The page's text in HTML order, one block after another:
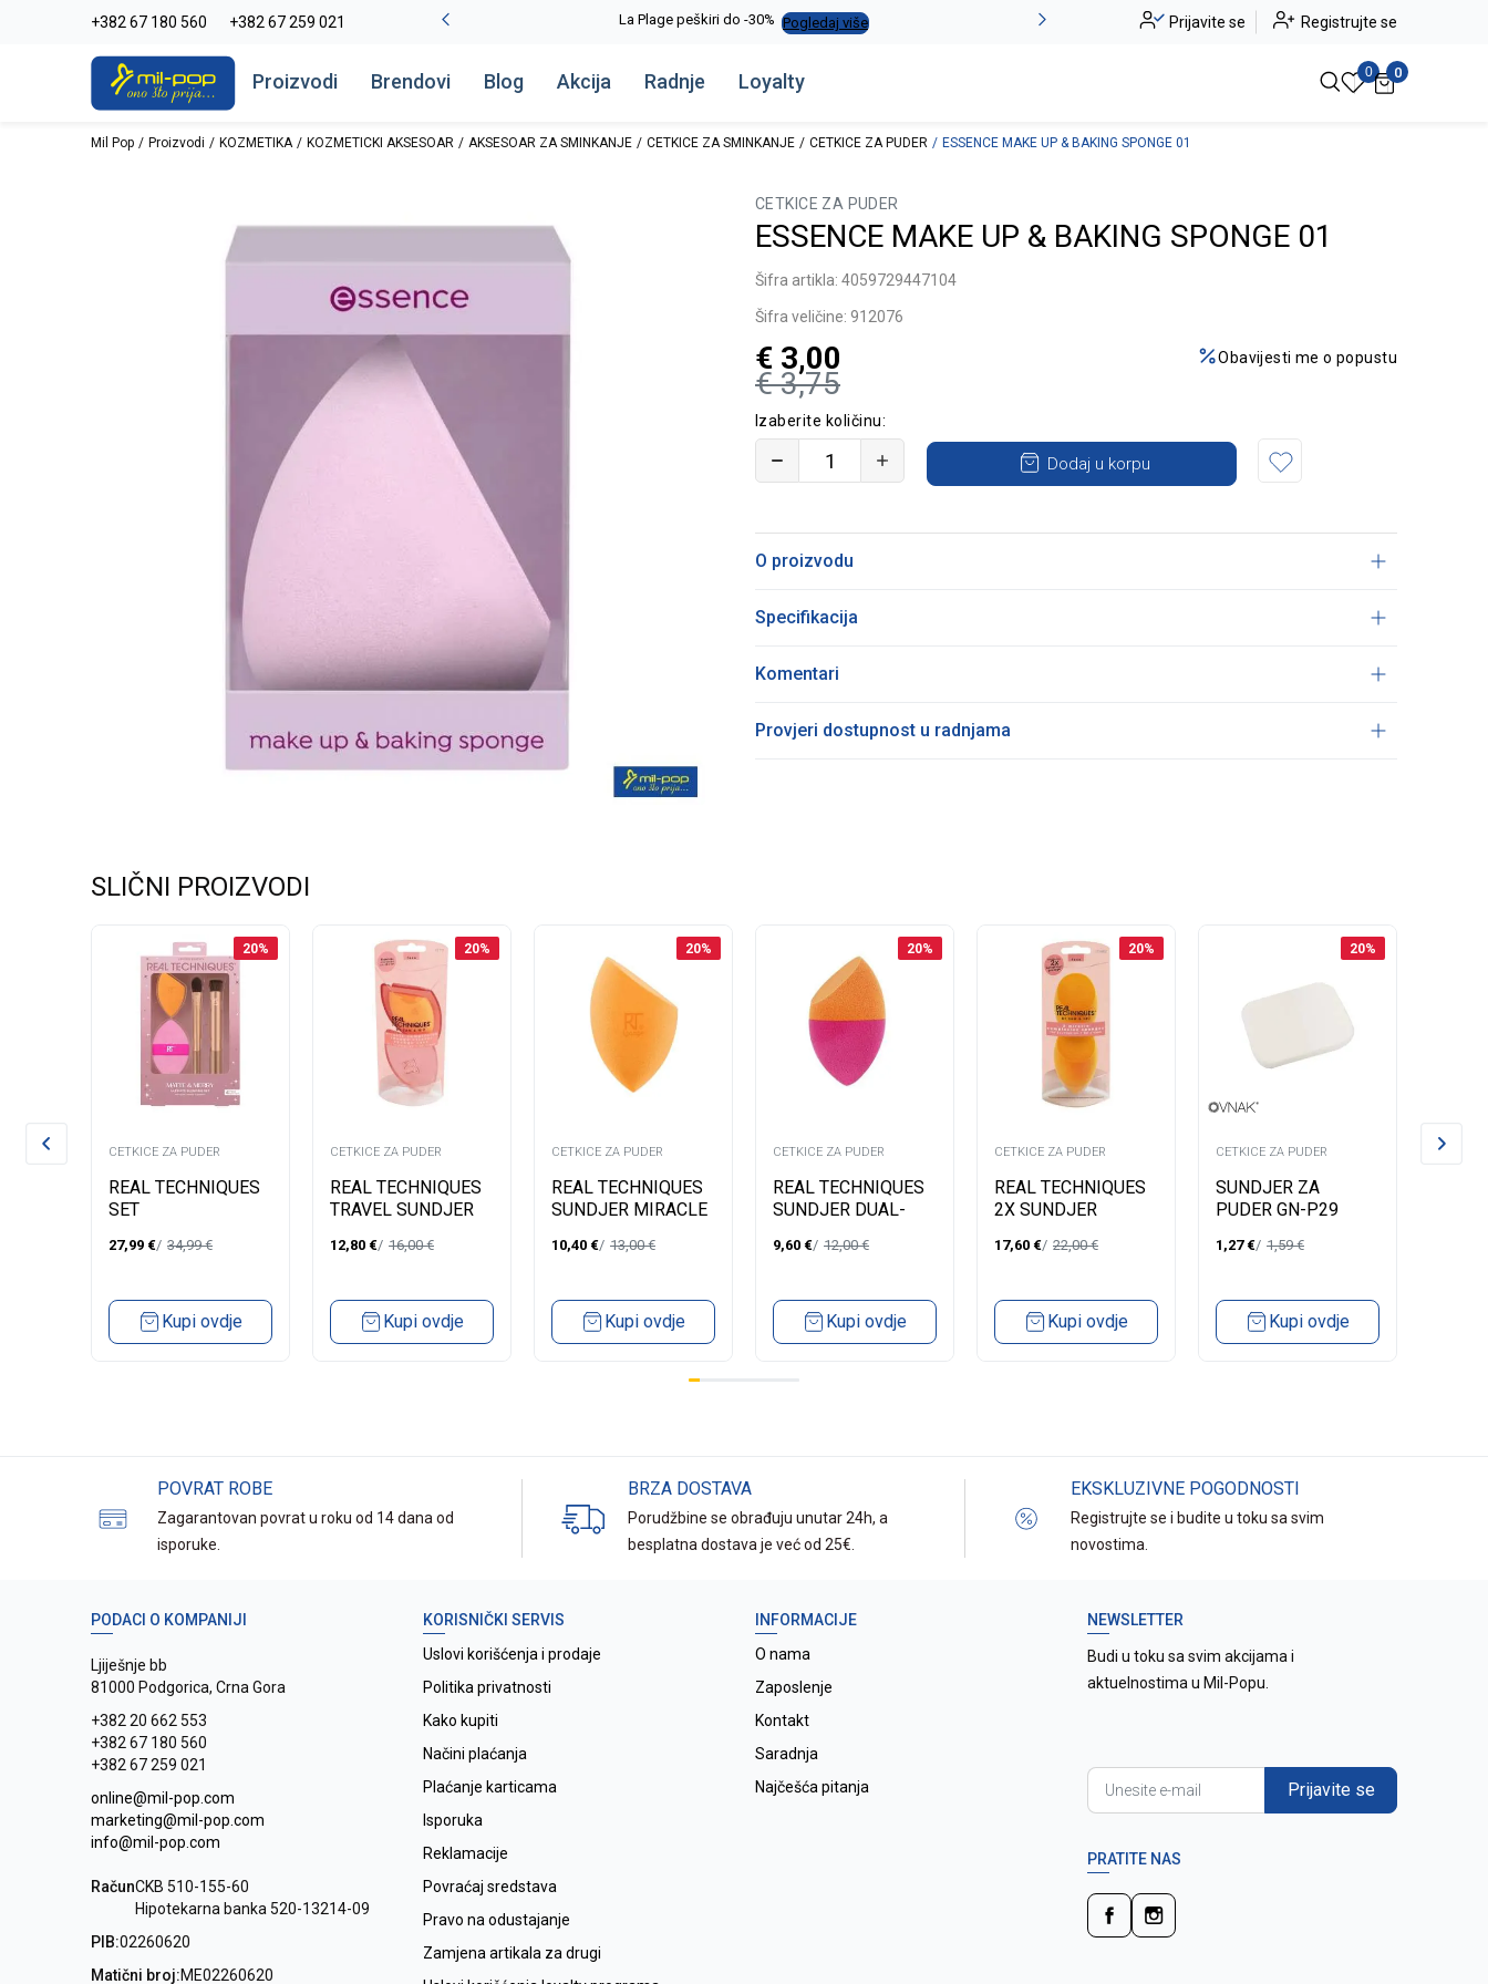
+382 67 180 560 +382 67 259 021
-20% na kompletan asortiman Pogledaj više La Plage peškiri do -30% Pogledaj više Alma Ras do -50% Pogledaj više
Prijavite se Registrujte se
Proizvodi Brendovi Blog Akcija Radnje Loyalty 0 0
Mil Pop Proizvodi KOZMETIKA KOZMETICKI AKSESOAR AKSESOAR ZA SMINKANJE CETKICE ZA SMINKANJE CETKICE ZA PUDER ESSENCE MAKE UP & BAKING SPONGE 01
CETKICE ZA PUDER
ESSENCE MAKE UP & BAKING SPONGE 01
Šifra artikla: 4059729447104
Šifra veličine: 912076
€ 3,75
€ 3,00 Obavijesti me o popustu
Izaberite količinu:
Dodaj u korpu
O proizvodu
Specifikacija
Komentari
Provjeri dostupnost u radnjama
SLIČNI PROIZVODI
20%
CETKICE ZA PUDER
REAL TECHNIQUES
SET
4PCS
27,99 € 34,99€
Kupi ovdje
20%
CETKICE ZA PUDER
REAL TECHNIQUES
TRAVEL SUNDJER
12,80 € 16,00€
Kupi ovdje
20%
CETKICE ZA PUDER
REAL TECHNIQUES
SUNDJER MIRACLE
10,40 € 13,00€
Kupi ovdje
20%
CETKICE ZA PUDER
REAL TECHNIQUES
SUNDJER DUAL-
TEC.PUDER/CONTOURING
9,60 € 12,00€
Kupi ovdje
20%
CETKICE ZA PUDER
REAL TECHNIQUES
2X SUNDJER
17,60 € 22,00€
Kupi ovdje
20%
CETKICE ZA PUDER
SUNDJER ZA
PUDER GN-P29
1,27 € 1,59€
Kupi ovdje
POVRAT ROBE
Zagarantovan povrat u roku od 14 dana od
isporuke.
BRZA DOSTAVA
Porudžbine se obrađuju unutar 24h, a
besplatna dostava je već od 25€.
EKSKLUZIVNE POGODNOSTI
Registrujte se i budite u toku sa svim
novostima.
PODACI O KOMPANIJI
Ljiješnje bb
81000 Podgorica, Crna Gora
+382 20 662 553
+382 67 180 560
+382 67 259 021
online@mil-pop.com
marketing@mil-pop.com
info@mil-pop.com
RačunCKB 510-155-60
Hipotekarna banka 520-13214-09
PIB:02260620
Matični broj:ME02260620
KORISNIČKI SERVIS
Uslovi korišćenja i prodaje
Politika privatnosti
Kako kupiti
Načini plaćanja
Plaćanje karticama
Isporuka
Reklamacije
Povraćaj sredstava
Pravo na odustajanje
Zamjena artikala za drugi
INFORMACIJE
O nama
Zaposlenje
Kontakt
Saradnja
Najčešća pitanja
NEWSLETTER
Budi u toku sa svim akcijama i
aktuelnostima u Mil-Popu.
Prijavite se
PRATITE NAS